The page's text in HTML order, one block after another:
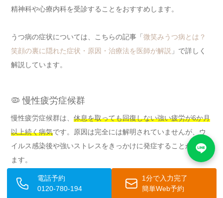
精神科や心療内科を受診することをおすすめします。
うつ病の症状については、こちらの記事「 微笑みうつ病とは？
笑顔の裏に隠れた症状・原因・治療法を医師が解説 」で詳しく
解説しています。
🦠 慢性疲労症候群
慢性疲労症候群は、 休息を取っても回復しない強い疲労が6か月
以上続く病気です。原因は完全には解明されていませんが、ウ
イルス感染後や強いストレスをきっかけに発症することがあり
ます。
日常生活に支障をきたすほどの強い疲労に加えて、📌 筋肉痛、
電話予約
0120-780-194
1分で入力完了
簡単Web予約